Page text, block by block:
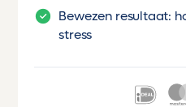
Bewezen resultaat:
stress